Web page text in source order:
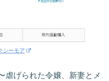
シーモア
虐げられた令嬢、新妻とメ